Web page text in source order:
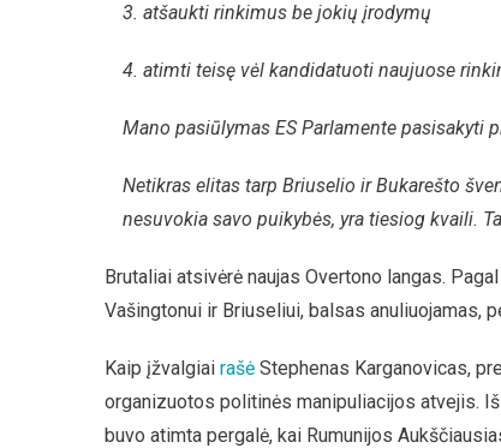
3. atšaukti rinkimus be jokių įrodymų
4. atimti teisę vėl kandidatuoti naujuose
Mano pasiūlymas ES Parlamente pasisakyti
Netikras elitas tarp Briuselio ir Bukarešto
nesuvokia savo puikybės, yra tiesiog kvaili.
Brutaliai atsivėrė naujas Overtono langas.
Vašingtonui ir Briuseliui, balsas anuliuojamas,
Kaip įžvalgiai rašė Stephenas Karganovicas,
organizuotos politinės manipuliacijos atvejis.
buvo atimta pergalė, kai Rumunijos